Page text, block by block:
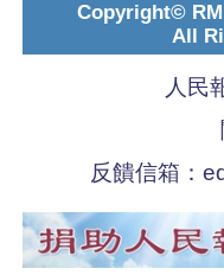
Copyright©
All
人民
反饋信箱：